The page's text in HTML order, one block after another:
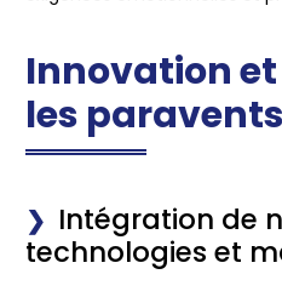
Innovation
les
Intégration de
technologies et